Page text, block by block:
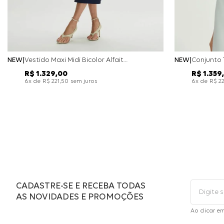
NEW Vestido Maxi Midi Bicolor Alfaitaria Navy - Marinho
R$ 1 .329,00
6x de R$ 221,50 sem juros
NEW
R$ 1 .359,
6x de R$
CADASTRE-SE E RECEBA TODAS
AS NOVIDADES E PROMOÇÕES
Ao clicar